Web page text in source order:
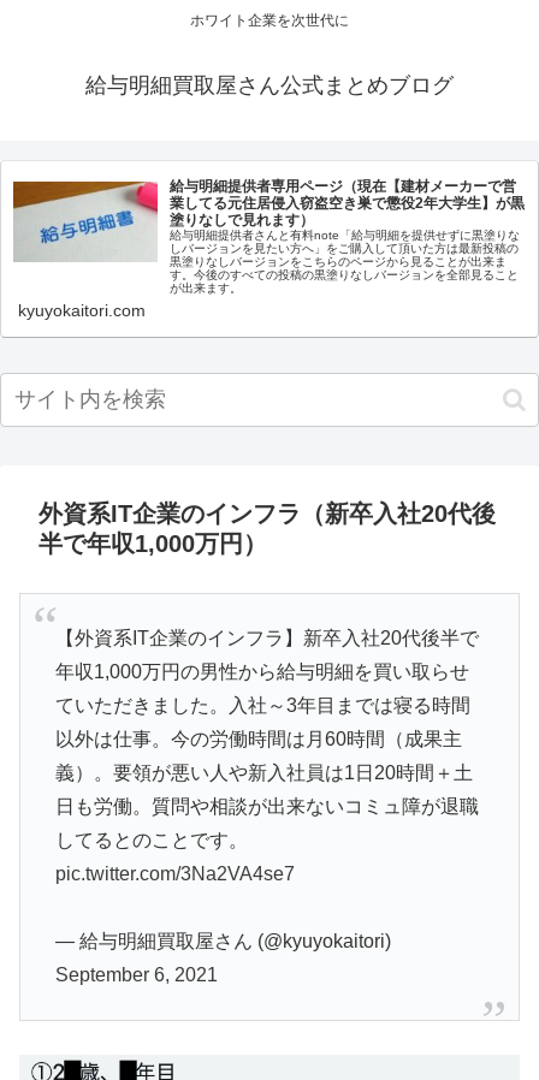
ホワイト企業を次世代に
給与明細買取屋さん公式まとめブログ
給与明細提供者専用ページ（現在【建材メーカーで営
業してる元住居侵入窃盗空き巣で懲役2年大学生】が黒
塗りなしで見れます）
給与明細提供者さんと有料note「給与明細を提供せずに黒塗りな
しバージョンを見たい方へ」をご購入して頂いた方は最新投稿の
黒塗りなしバージョンをこちらのページから見ることが出来ま
す。今後のすべての投稿の黒塗りなしバージョンを全部見ること
が出来ます。
kyuyokaitori.com
外資系IT企業のインフラ（新卒入社20代後
半で年収1,000万円）
【外資系IT企業のインフラ】新卒入社20代後半で
年収1,000万円の男性から給与明細を買い取らせ
ていただきました。入社～3年目までは寝る時間
以外は仕事。今の労働時間は月60時間（成果主
義）。要領が悪い人や新入社員は1日20時間＋土
日も労働。質問や相談が出来ないコミュ障が退職
してるとのことです。
pic.twitter.com/3Na2VA4se7
— 給与明細買取屋さん (@kyuyokaitori)
September 6, 2021